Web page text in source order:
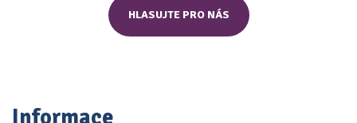
HLASUJTE PRO NÁS
Informace